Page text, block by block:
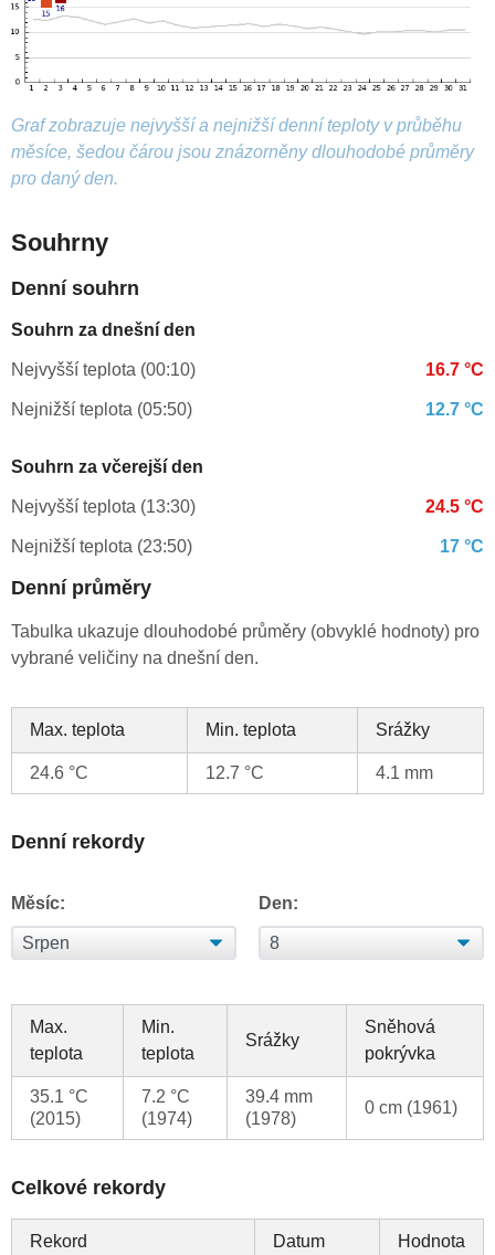
Graf zobrazuje nejvyšší a nejnižší denní teploty v průběhu
měsíce, šedou čárou jsou znázorněny dlouhodobé průměry
pro daný den.
Souhrny
Denní souhrn
Souhrn za dnešní den
Nejvyšší teplota (00:10) 16.7 °C
Nejnižší teplota (05:50) 12.7 °C
Souhrn za včerejší den
Nejvyšší teplota (13:30) 24.5 °C
Nejnižší teplota (23:50) 17 °C
Denní průměry
Tabulka ukazuje dlouhodobé průměry (obvyklé hodnoty) pro
vybrané veličiny na dnešní den.
Max. teplota Min. teplota Srážky
24.6 °C 12.7 °C 4.1 mm
Denní rekordy
Měsíc: Den:
Max.
teplota
Min.
teplota
Srážky
Sněhová
pokrývka
35.1 °C
(2015)
7.2 °C
(1974)
39.4 mm
(1978)
0 cm (1961)
Celkové rekordy
Rekord Datum Hodnota